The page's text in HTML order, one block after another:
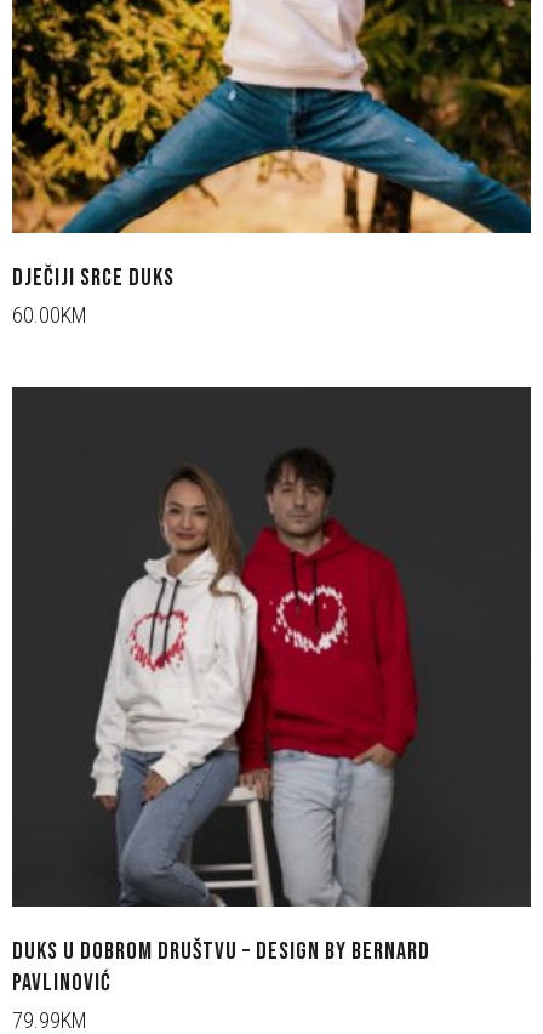
DJEČIJI SRCE DUKS
60.00KM
DUKS U DOBROM DRUŠTVU – DESIGN BY BERNARD
PAVLINOVIĆ
79.99KM